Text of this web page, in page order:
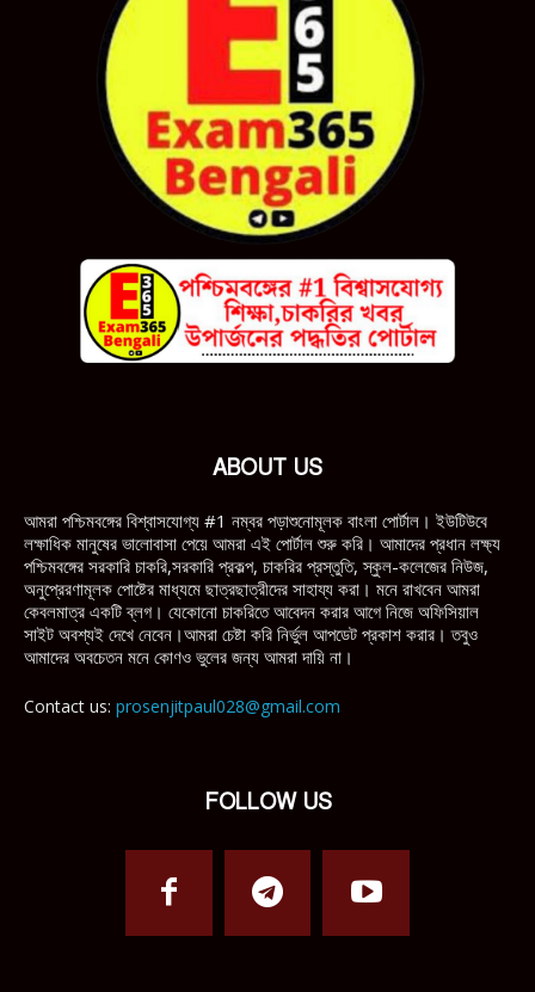
ABOUT US
আমরা পশ্চিমবঙ্গের বিশ্বাসযোগ্য #1 নম্বর পড়াশুনোমূলক বাংলা পোর্টাল। ইউটিউবে
লক্ষাধিক মানুষের ভালোবাসা পেয়ে আমরা এই পোর্টাল শুরু করি। আমাদের প্রধান লক্ষ্য
পশ্চিমবঙ্গের সরকারি চাকরি,সরকারি প্রকল্প, চাকরির প্রস্তুতি, স্কুল-কলেজের নিউজ,
অনুপ্রেরণামূলক পোষ্টের মাধ্যমে ছাত্রছাত্রীদের সাহায্য করা। মনে রাখবেন আমরা
কেবলমাত্র একটি ব্লগ। যেকোনো চাকরিতে আবেদন করার আগে নিজে অফিসিয়াল
সাইট অবশ্যই দেখে নেবেন।আমরা চেষ্টা করি নির্ভুল আপডেট প্রকাশ করার। তবুও
আমাদের অবচেতন মনে কোণও ভুলের জন্য আমরা দায়ি না।
Contact us: prosenjitpaul028@gmail.com
FOLLOW US